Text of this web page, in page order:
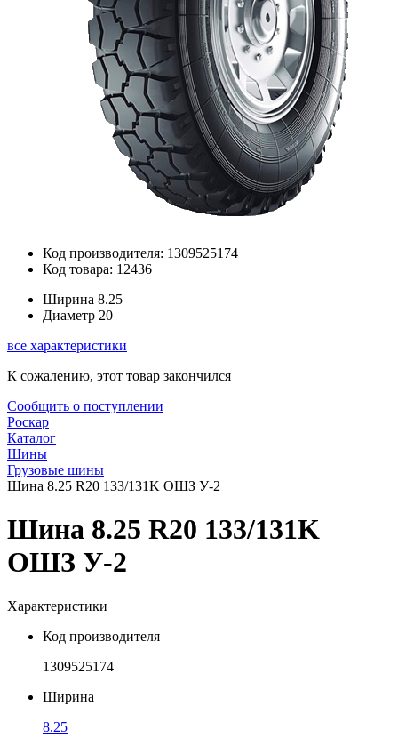
Код производителя: 1309525174
Код товара: 12436
Ширина 8.25
Диаметр 20
все характеристики
К сожалению, этот товар закончился
Сообщить о поступлении
Роскар
Каталог
Шины
Грузовые шины
Шина 8.25 R20 133/131K ОШЗ У-2
Шина 8.25 R20 133/131K
ОШЗ У-2
Характеристики
Код производителя
1309525174
Ширина
8.25